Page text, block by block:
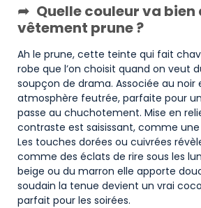
Quelle couleur va bien
vêtement prune ?
Ah le prune, cette teinte qui fait
robe que l’on choisit quand on veut
soupçon de drama. Associée au noir
atmosphère feutrée, parfaite pour
passe au chuchotement. Mise en
contraste est saisissant, comme
Les touches dorées ou cuivrées
comme des éclats de rire sous les
beige ou du marron elle apporte
soudain la tenue devient un vrai
parfait pour les soirées.